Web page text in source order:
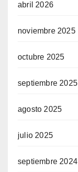
abril 2026
noviembre 2025
octubre 2025
septiembre 2025
agosto 2025
julio 2025
septiembre 2024